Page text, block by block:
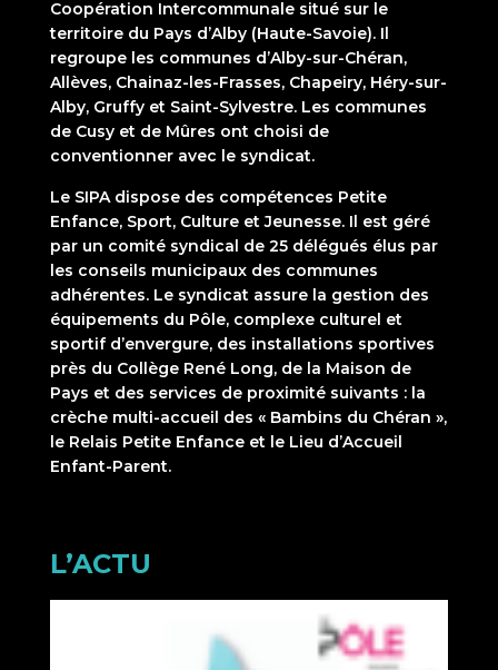
Coopération Intercommunale situé sur le
territoire du Pays d’Alby (Haute-Savoie). Il
regroupe les communes d’Alby-sur-Chéran,
Allèves, Chainaz-les-Frasses, Chapeiry, Héry-sur-
Alby, Gruffy et Saint-Sylvestre. Les communes
de Cusy et de Mûres ont choisi de
conventionner avec le syndicat.
Le SIPA dispose des compétences Petite
Enfance, Sport, Culture et Jeunesse. Il est géré
par un comité syndical de 25 délégués élus par
les conseils municipaux des communes
adhérentes. Le syndicat assure la gestion des
équipements du Pôle, complexe culturel et
sportif d’envergure, des installations sportives
près du Collège René Long, de la Maison de
Pays et des services de proximité suivants : la
crèche multi-accueil des « Bambins du Chéran »,
le Relais Petite Enfance et le Lieu d’Accueil
Enfant-Parent.
L’ACTU